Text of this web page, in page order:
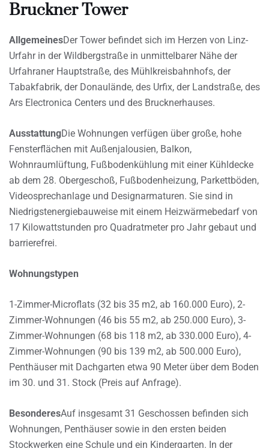
Bruckner Tower
AllgemeinesDer Tower befindet sich im Herzen von Linz-
Urfahr in der Wildbergstraße in unmittelbarer Nähe der
Urfahraner Hauptstraße, des Mühlkreisbahnhofs, der
Tabakfabrik, der Donaulände, des Urfix, der Landstraße, des
Ars Electronica Centers und des Brucknerhauses.
AusstattungDie Wohnungen verfügen über große, hohe
Fensterflächen mit Außenjalousien, Balkon,
Wohnraumlüftung, Fußbodenkühlung mit einer Kühldecke
ab dem 28. Obergeschoß, Fußbodenheizung, Parkettböden,
Videosprechanlage und Designarmaturen. Sie sind in
Niedrigstenergiebauweise mit einem Heizwärmebedarf von
17 Kilowattstunden pro Quadratmeter pro Jahr gebaut und
barrierefrei.
Wohnungstypen
1-Zimmer-Microflats (32 bis 35 m2, ab 160.000 Euro), 2-
Zimmer-Wohnungen (46 bis 55 m2, ab 250.000 Euro), 3-
Zimmer-Wohnungen (68 bis 118 m2, ab 330.000 Euro), 4-
Zimmer-Wohnungen (90 bis 139 m2, ab 500.000 Euro),
Penthäuser mit Dachgarten etwa 90 Meter über dem Boden
im 30. und 31. Stock (Preis auf Anfrage).
BesonderesAuf insgesamt 31 Geschossen befinden sich
Wohnungen, Penthäuser sowie in den ersten beiden
Stockwerken eine Schule und ein Kindergarten. In der